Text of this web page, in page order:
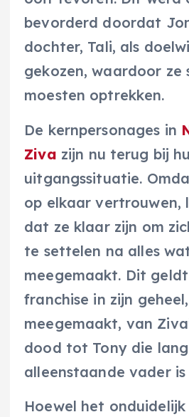
bevorderd doordat
dochter, Tali, als
gekozen, waardoor ze
moesten optrekken.
De kernpersonages in
Ziva zijn nu terug bij
uitgangssituatie.
op elkaar vertrouwen,
dat ze klaar zijn om
te settelen na alles
meegemaakt. Dit
franchise in zijn
meegemaakt, van
dood tot Tony die
alleenstaande vader is
Hoewel het